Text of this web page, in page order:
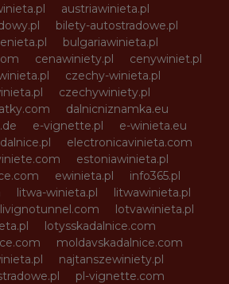
austriawinieta.pl
bilety-autostradowe.pl
bulgariawinieta.pl
cenawiniety.pl
cenywiniet.pl
czechy-winieta.pl
czechywiniety.pl
dalnicniznamka.eu
e-vignette.pl
e-winieta.eu
electronicavinieta.com
estoniawinieta.pl
ewinieta.pl
info365.pl
litwa-winieta.pl
litwawinieta.pl
livignotunnel.com
lotvawinieta.pl
lotysskadalnice.com
moldavskadalnice.com
najtanszewiniety.pl
pl-vignette.com